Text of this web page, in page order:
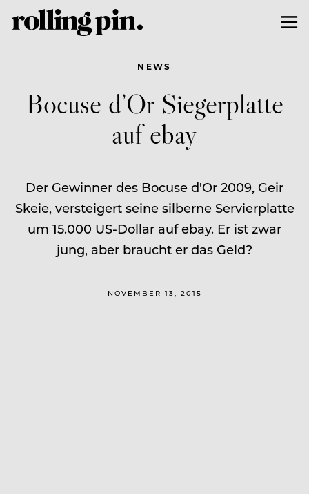
NEWS
Bocuse d’Or Siegerplatte
auf ebay
Der Gewinner des Bocuse d'Or 2009, Geir
Skeie, versteigert seine silberne Servierplatte
um 15.000 US-Dollar auf ebay. Er ist zwar
jung, aber braucht er das Geld?
NOVEMBER 13, 2015